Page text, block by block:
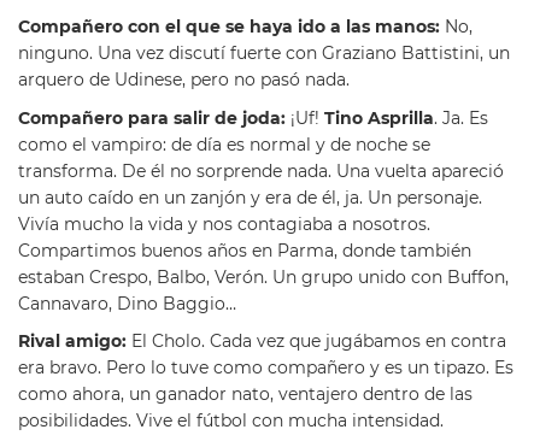
Compañero con el que se haya ido a las manos: No,
ninguno. Una vez discutí fuerte con Graziano Battistini, un
arquero de Udinese, pero no pasó nada.
Compañero para salir de joda: ¡Uf! Tino Asprilla. Ja. Es
como el vampiro: de día es normal y de noche se
transforma. De él no sorprende nada. Una vuelta apareció
un auto caído en un zanjón y era de él, ja. Un personaje.
Vivía mucho la vida y nos contagiaba a nosotros.
Compartimos buenos años en Parma, donde también
estaban Crespo, Balbo, Verón. Un grupo unido con Buffon,
Cannavaro, Dino Baggio…
Rival amigo: El Cholo. Cada vez que jugábamos en contra
era bravo. Pero lo tuve como compañero y es un tipazo. Es
como ahora, un ganador nato, ventajero dentro de las
posibilidades. Vive el fútbol con mucha intensidad.